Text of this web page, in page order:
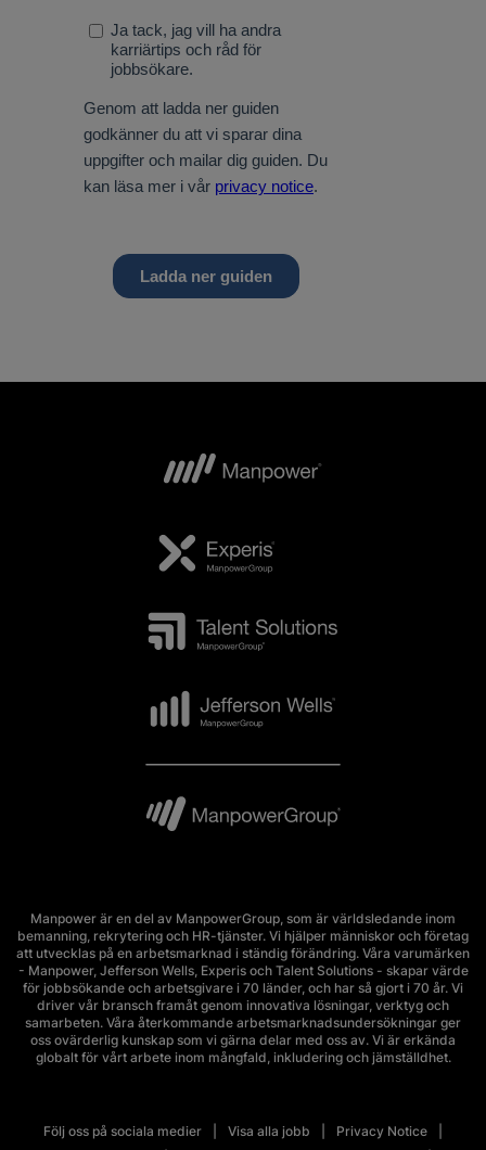
Manpower är en del av ManpowerGroup, som är världsledande inom
bemanning, rekrytering och HR-tjänster. Vi hjälper människor och företag
att utvecklas på en arbetsmarknad i ständig förändring. Våra varumärken
- Manpower, Jefferson Wells, Experis och Talent Solutions - skapar värde
för jobbsökande och arbetsgivare i 70 länder, och har så gjort i 70 år. Vi
driver vår bransch framåt genom innovativa lösningar, verktyg och
samarbeten. Våra återkommande arbetsmarknadsundersökningar ger
oss ovärderlig kunskap som vi gärna delar med oss av. Vi är erkända
globalt för vårt arbete inom mångfald, inkludering och jämställdhet.
Följ oss på sociala medier Visa alla jobb
Privacy Notice